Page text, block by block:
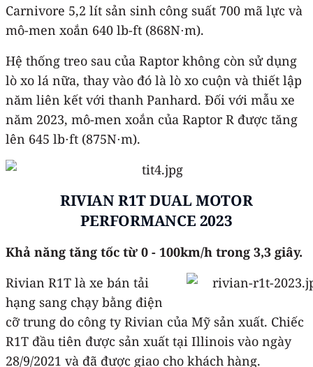
Carnivore 5,2 lít sản sinh công suất 700 mã lực và
mô-men xoắn 640 lb-ft (868N⋅m).
Hệ thống treo sau của Raptor không còn sử dụng
lò xo lá nữa, thay vào đó là lò xo cuộn và thiết lập
năm liên kết với thanh Panhard. Đối với mẫu xe
năm 2023, mô-men xoắn của Raptor R được tăng
lên 645 lb⋅ft (875N⋅m).
RIVIAN R1T DUAL MOTOR
PERFORMANCE 2023
Khả năng tăng tốc từ 0 - 100km/h trong 3,3 giây.
Rivian R1T là xe bán tải
hạng sang chạy bằng điện
cỡ trung do công ty Rivian của Mỹ sản xuất. Chiếc
R1T đầu tiên được sản xuất tại Illinois vào ngày
28/9/2021 và đã được giao cho khách hàng.